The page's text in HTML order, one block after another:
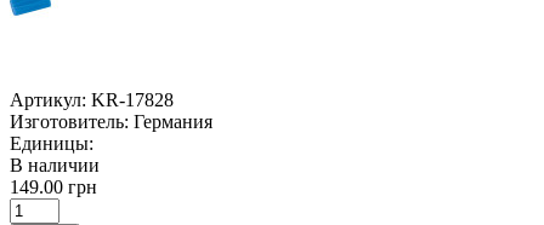
Артикул: KR-17828
Изготовитель: Германия
Единицы:
В наличии
149.00 грн